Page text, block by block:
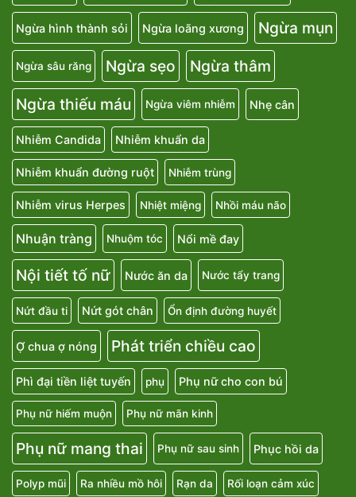
Ngừa hình thành sỏi Ngừa loãng xương Ngừa mụn
Ngừa sâu răng Ngừa sẹo
Ngừa thâm
Ngừa thiếu máu
Ngừa viêm nhiễm Nhẹ cân
Nhiễm Candida Nhiễm khuẩn da
Nhiễm khuẩn đường ruột Nhiễm trùng
Nhiễm virus Herpes Nhiệt miệng Nhồi máu não
Nhuận tràng Nhuộm tóc Nổi mề đay
Nội tiết tố nữ Nước ăn da Nước tẩy trang
Nứt đầu ti Nứt gót chân Ổn định đường huyết
Ợ chua ợ nóng Phát triển chiều cao
Phì đại tiền liệt tuyến phụ Phụ nữ cho con bú
Phụ nữ hiếm muộn Phụ nữ mãn kinh
Phụ nữ mang thai Phụ nữ sau sinh Phục hồi da
Polyp mũi Ra nhiều mồ hôi Rạn da Rối loạn cảm xúc